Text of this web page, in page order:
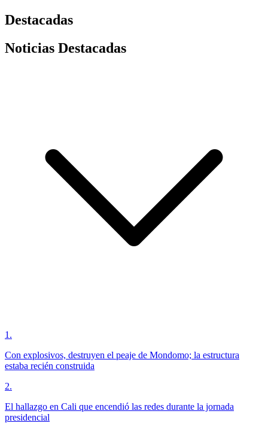
Destacadas
Noticias Destacadas
1 .
Con explosivos, destruyen el peaje de Mondomo; la estructura
estaba recién construida
2.
El hallazgo en Cali que encendió las redes durante la jornada
presidencial